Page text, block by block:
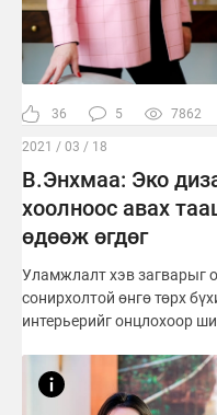
36 5 7862
2021 / 03 / 18
В.Энхмаа: Эко
хоолноос авах
өдөөж өгдөг
Уламжлалт хэв загварыг
сонирхолтой өнгө төрх
интерьерийг онцлохоор